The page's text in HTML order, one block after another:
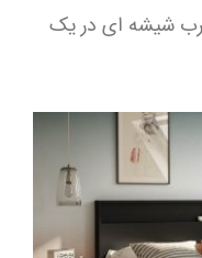
شیشه ای در یک